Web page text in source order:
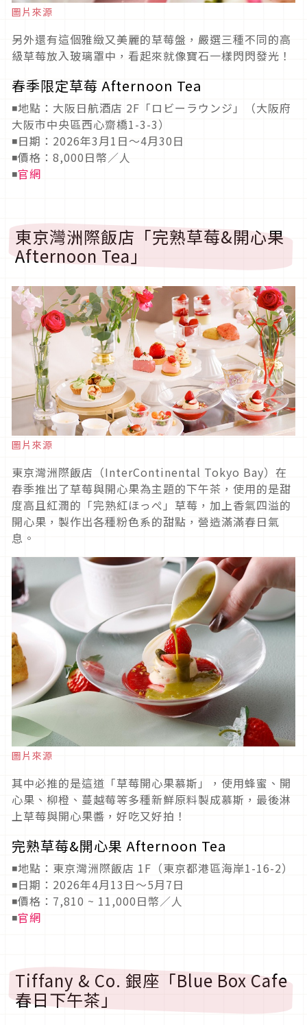
圖片來源
另外還有這個雅緻又美麗的草莓盤，嚴選三種不同的高
級草莓放入玻璃罩中，看起來就像寶石一樣閃閃發光！
春季限定草莓 Afternoon Tea
◾地點：大阪日航酒店 2F「ロビーラウンジ」（大阪府
大阪市中央區西心齋橋1-3-3）
◾日期：2026年3月1日～4月30日
◾價格：8,000日幣／人
◾官網
東京灣洲際飯店「完熟草莓&開心果
Afternoon Tea」
圖片來源
東京灣洲際飯店（InterContinental Tokyo Bay）在
春季推出了草莓與開心果為主題的下午茶，使用的是甜
度高且紅潤的「完熟紅ほっぺ」草莓，加上香氣四溢的
開心果，製作出各種粉色系的甜點，營造滿滿春日氣
息。
圖片來源
其中必推的是這道「草莓開心果慕斯」，使用蜂蜜、開
心果、柳橙、蔓越莓等多種新鮮原料製成慕斯，最後淋
上草莓與開心果醬，好吃又好拍！
完熟草莓&開心果 Afternoon Tea
◾地點：東京灣洲際飯店 1F（東京都港區海岸1-16-2）
◾日期：2026年4月13日〜5月7日
◾價格：7,810 ~ 11,000日幣／人
◾官網
Tiffany & Co. 銀座「Blue Box Cafe
春日下午茶」